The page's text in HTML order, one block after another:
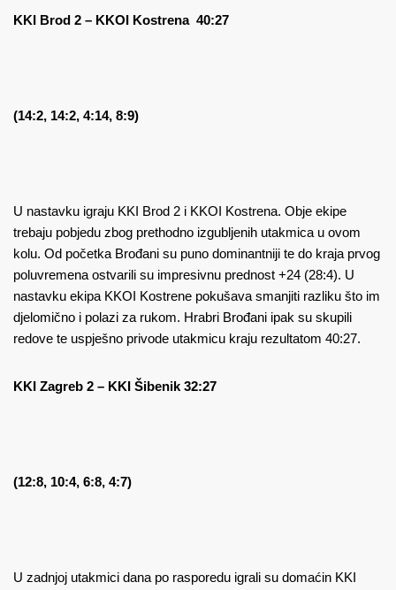
KKI Brod 2 – KKOI Kostrena 40:27
(14:2, 14:2, 4:14, 8:9)
U nastavku igraju KKI Brod 2 i KKOI Kostrena. Obje ekipe
trebaju pobjedu zbog prethodno izgubljenih utakmica u ovom
kolu. Od početka Brođani su puno dominantniji te do kraja prvog
poluvremena ostvarili su impresivnu prednost +24 (28:4). U
nastavku ekipa KKOI Kostrene pokušava smanjiti razliku što im
djelomično i polazi za rukom. Hrabri Brođani ipak su skupili
redove te uspješno privode utakmicu kraju rezultatom 40:27.
KKI Zagreb 2 – KKI Šibenik 32:27
(12:8, 10:4, 6:8, 4:7)
U zadnjoj utakmici dana po rasporedu igrali su domaćin KKI